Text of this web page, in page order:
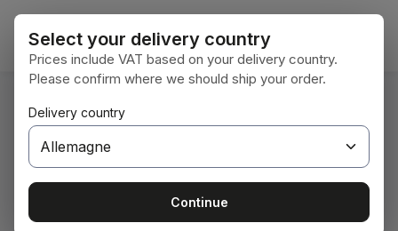
Passer au contenu principal
Vous êtes ici : Accueil
Peintures et vernis
Ignorer la galerie d'images
Select your delivery country
Prices include VAT based on your delivery country.
Please confirm where we should ship your order.
Delivery country
Continue